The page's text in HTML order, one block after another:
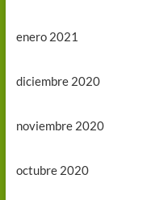
enero 2021
diciembre 2020
noviembre 2020
octubre 2020